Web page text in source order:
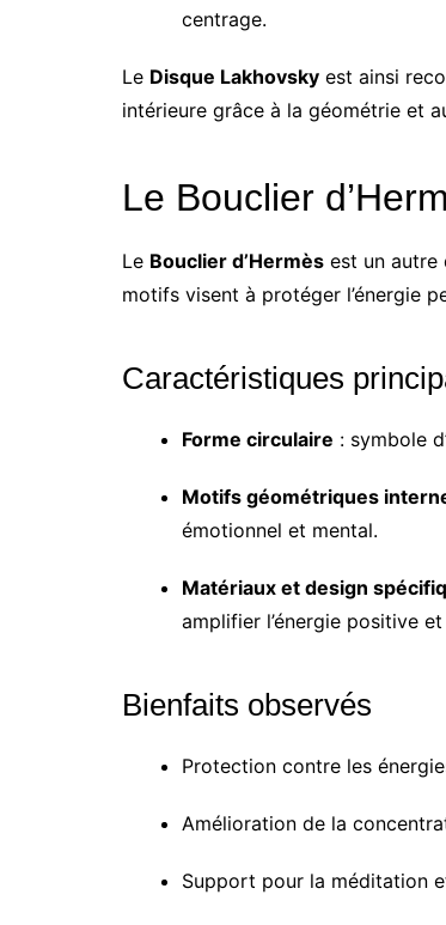
centrage.
Le Disque Lakhovsky est ainsi
intérieure grâce à la géométrie et
Le Bouclier
Le Bouclier d’Hermès est un autre
motifs visent à protéger l’énergie
Caractéristiques
Forme circulaire : symbole
Motifs géométriques
émotionnel et mental.
Matériaux et design
amplifier l’énergie positive
Bienfaits observés
Protection contre les
Amélioration de la
Support pour la méditation